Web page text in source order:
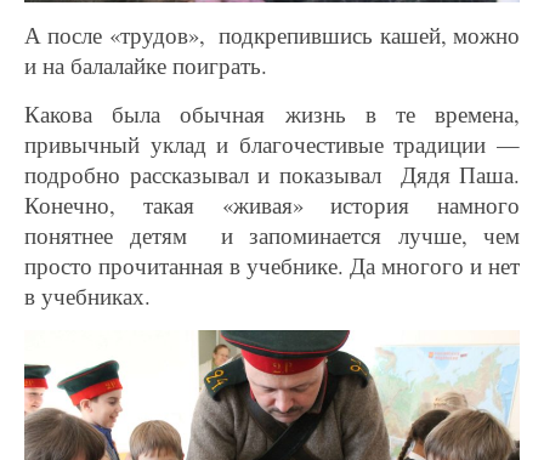
А после «трудов», подкрепившись кашей, можно
и на балалайке поиграть.
Какова была обычная жизнь в те времена,
привычный уклад и благочестивые традиции —
подробно рассказывал и показывал Дядя Паша.
Конечно, такая «живая» история намного
понятнее детям и запоминается лучше, чем
просто прочитанная в учебнике. Да многого и нет
в учебниках.